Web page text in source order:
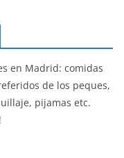
en Madrid: comidas
de los peques,
pijamas etc.